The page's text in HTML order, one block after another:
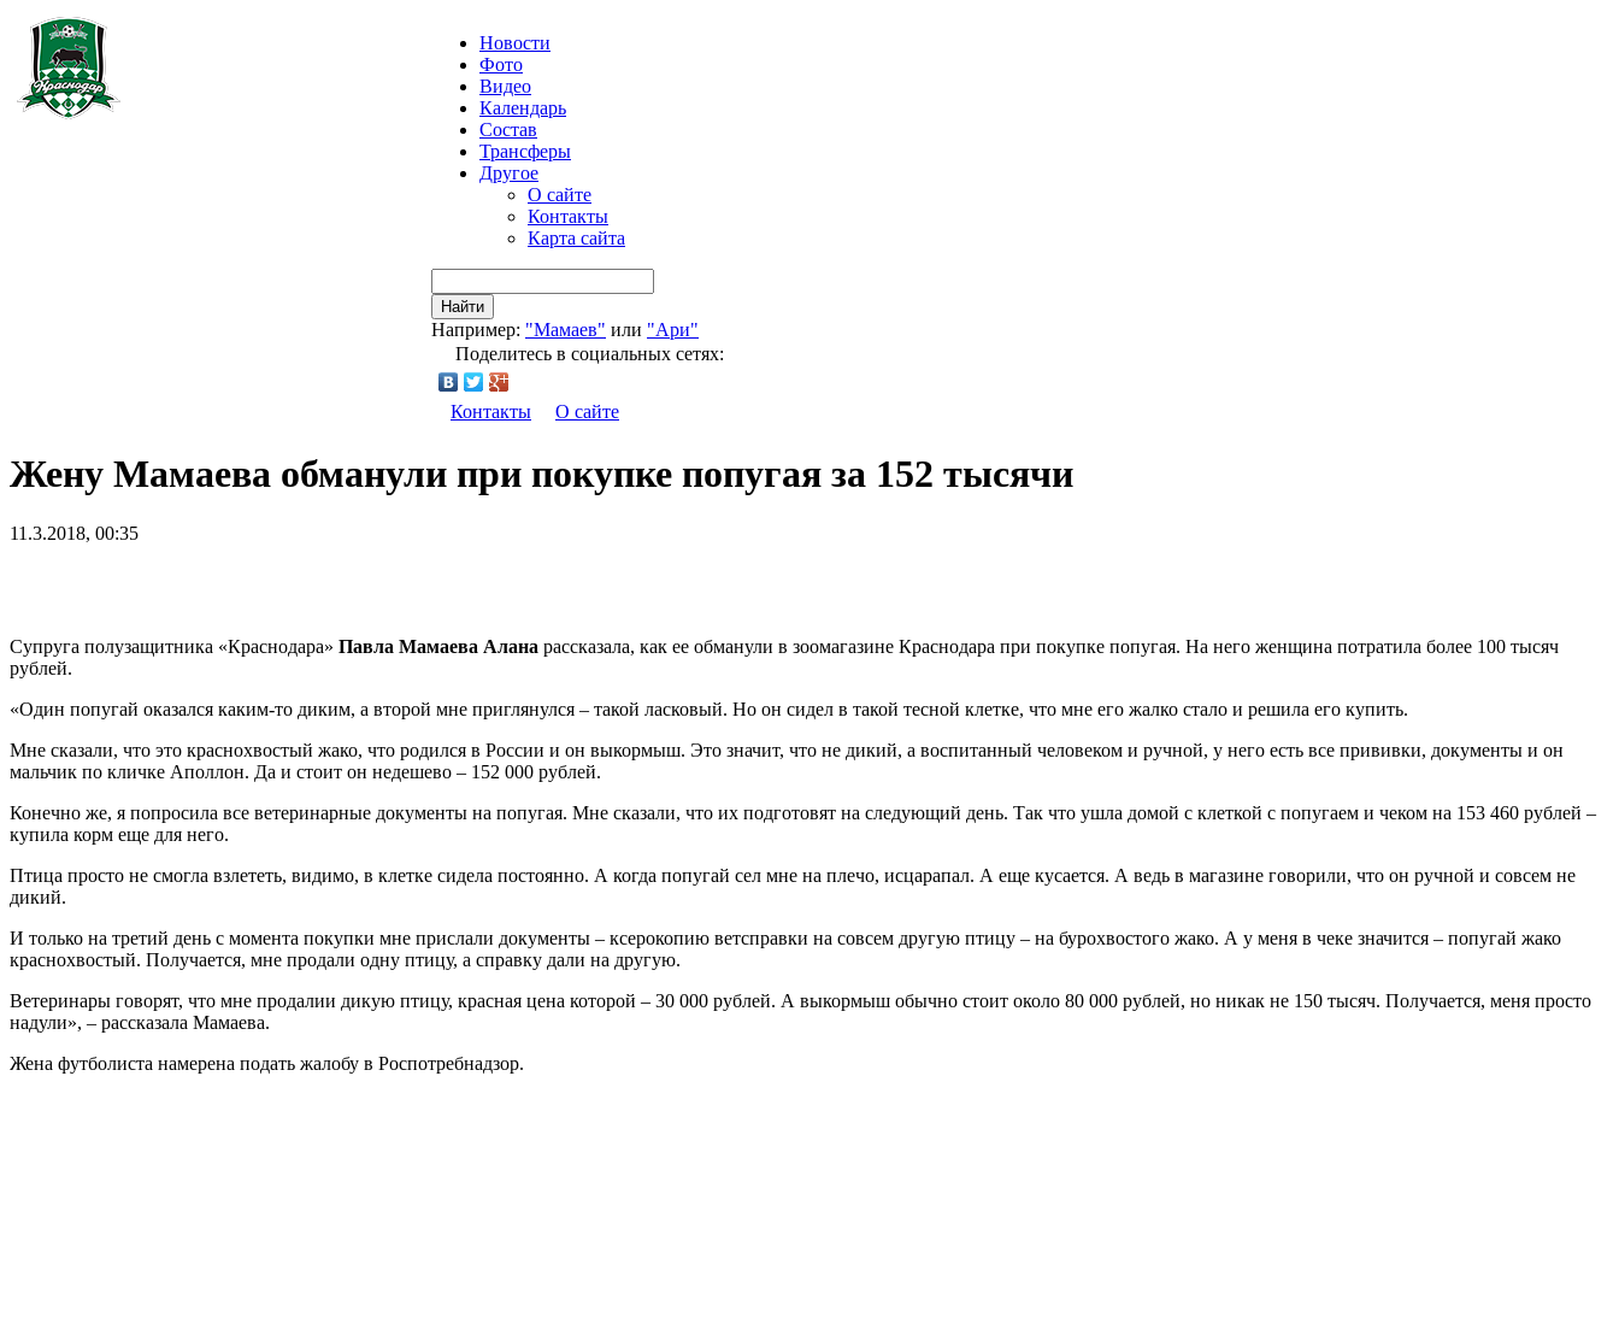
Новости
Фото
Видео
Календарь
Состав
Трансферы
Другое
О сайте
Контакты
Карта сайта
Найти
Например: "Мамаев" или "Ари"
Поделитесь в социальных сетях:
Контакты О сайте
Жену Мамаева обманули при покупке попугая за 152 тысячи
11.3.2018, 00:35
Супруга полузащитника «Краснодара» Павла Мамаева Алана рассказала, как ее обманули в зоомагазине Краснодара при покупке попугая. На него женщина потратила более 100 тысяч
рублей.
«Один попугай оказался каким-то диким, а второй мне приглянулся – такой ласковый. Но он сидел в такой тесной клетке, что мне его жалко стало и решила его купить.
Мне сказали, что это краснохвостый жако, что родился в России и он выкормыш. Это значит, что не дикий, а воспитанный человеком и ручной, у него есть все прививки, документы и он
мальчик по кличке Аполлон. Да и стоит он недешево – 152 000 рублей.
Конечно же, я попросила все ветеринарные документы на попугая. Мне сказали, что их подготовят на следующий день. Так что ушла домой с клеткой с попугаем и чеком на 153 460 рублей –
купила корм еще для него.
Птица просто не смогла взлететь, видимо, в клетке сидела постоянно. А когда попугай сел мне на плечо, исцарапал. А еще кусается. А ведь в магазине говорили, что он ручной и совсем не
дикий.
И только на третий день с момента покупки мне прислали документы – ксерокопию ветсправки на совсем другую птицу – на бурохвостого жако. А у меня в чеке значится – попугай жако
краснохвостый. Получается, мне продали одну птицу, а справку дали на другую.
Ветеринары говорят, что мне продалии дикую птицу, красная цена которой – 30 000 рублей. А выкормыш обычно стоит около 80 000 рублей, но никак не 150 тысяч. Получается, меня просто
надули», – рассказала Мамаева.
Жена футболиста намерена подать жалобу в Роспотребнадзор.